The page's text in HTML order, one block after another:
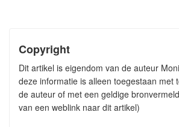
Copyright
Dit artikel is eigendom van de auteur
deze informatie is alleen toegestaan met
de auteur of met een geldige
van een weblink naar dit artikel)